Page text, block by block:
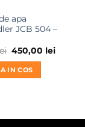
apa
JCB 504 –
Prețul
inițial
a
fost:
600,00 lei.
450,00 leiPrețul
IN COS